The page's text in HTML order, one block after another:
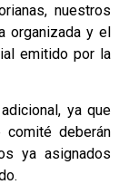
nuestros
organizada y el
emitido por la
ya que
comité deberán
ya asignados